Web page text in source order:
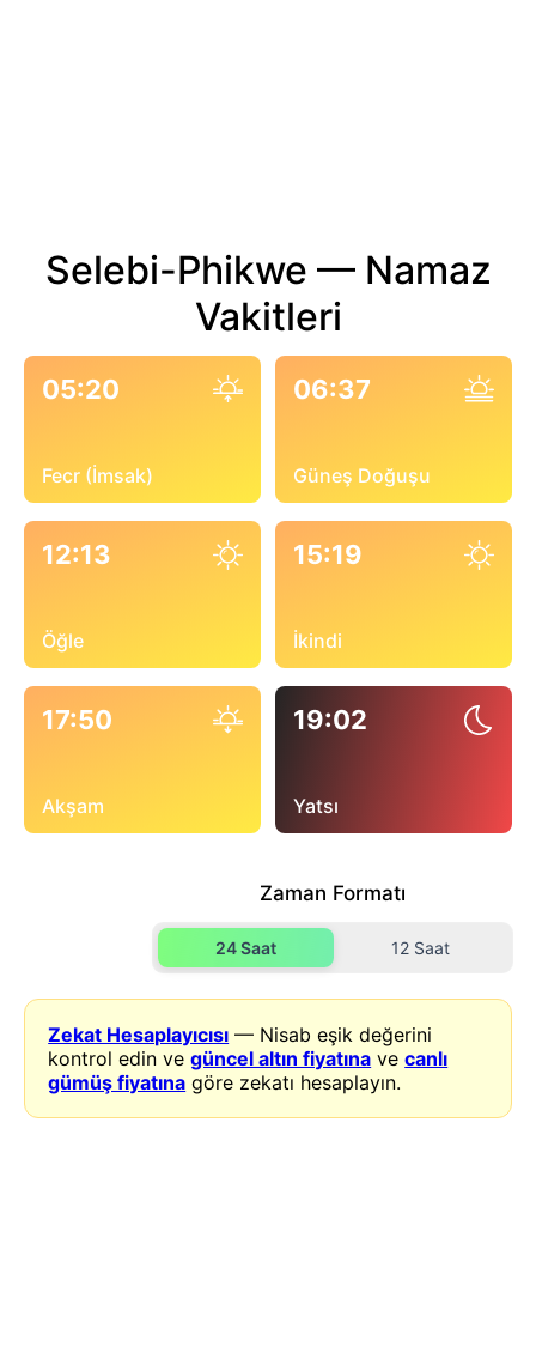
Selebi-Phikwe — Namaz
Vakitleri
05:20
Fecr (İmsak)
06:37
Güneş Doğuşu
12:13
Öğle
15:19
İkindi
17:50
Akşam
19:02
Yatsı
Zaman Formatı
24 Saat 12 Saat
Zekat Hesaplayıcısı — Nisab eşik değerini
kontrol edin vegüncel altın fiyatına vecanlı
gümüş fiyatına göre zekatı hesaplayın.